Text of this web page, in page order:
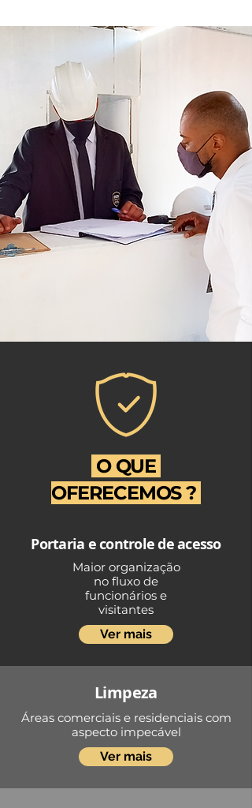
O QUE
OFERECEMOS ?
Portaria e controle de acesso
Maior organização
no fluxo de
funcionários e
visitantes
Ver mais
Limpeza
Áreas comerciais e residenciais com
aspecto impecável
Ver mais